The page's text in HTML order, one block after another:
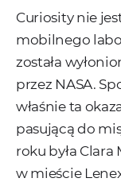
Curiosity nie
mobilnego
została
przez NASA.
właśnie ta
pasującą do
roku była
w mieście